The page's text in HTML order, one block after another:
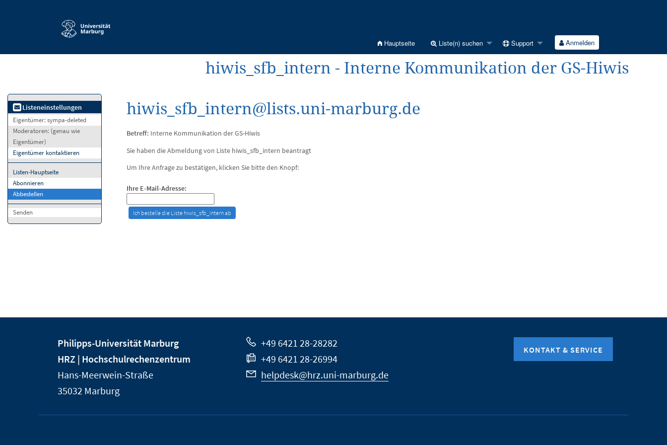
Hauptseite Liste(n) suchen Support Anmelden
hiwis_sfb_intern - Interne Kommunikation der GS-Hiwis
Listeneinstellungen
Eigentümer:sympa-deleted
Moderatoren: (genau wie
Eigentümer)
Eigentümer kontaktieren
Listen-Hauptseite
Abonnieren
Abbestellen
Senden
hiwis_sfb_intern@lists.uni-marburg.de
Betreff: Interne Kommunikation der GS-Hiwis
Sie haben die Abmeldung von Liste hiwis_sfb_intern beantragt
Um Ihre Anfrage zu bestätigen, klicken Sie bitte den Knopf:
Ihre E-Mail-Adresse:
Informationen
der
Universität
Marburg
Philipps-Universität Marburg
HRZ | Hochschulrechenzentrum
Hans-Meerwein-Straße
35032 Marburg
+49 6421 28-28282
+49 6421 28-26994
helpdesk@hrz.uni-marburg.de
KONTAKT & SERVICE